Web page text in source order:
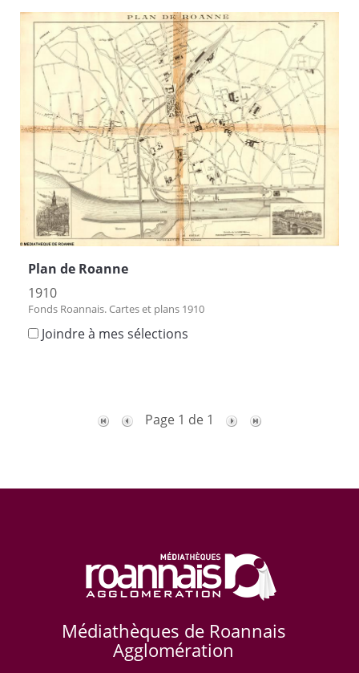
Plan de Roanne
1910
Fonds Roannais. Cartes et plans 1910
Joindre à mes sélections
Page 1 de 1
Médiathèques de Roannais
Agglomération